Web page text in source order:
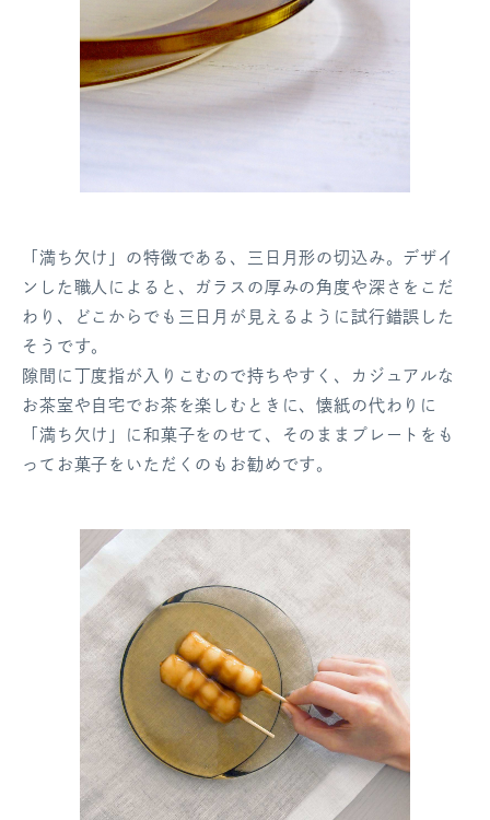
「満ち欠け」の特徴である、三日月形の切込み。デザイ
ンした職人によると、ガラスの厚みの角度や深さをこだ
わり、どこからでも三日月が見えるように試行錯誤した
そうです。
隙間に丁度指が入りこむので持ちやすく、カジュアルな
お茶室や自宅でお茶を楽しむときに、懐紙の代わりに
「満ち欠け」に和菓子をのせて、そのままプレートをも
ってお菓子をいただくのもお勧めです。